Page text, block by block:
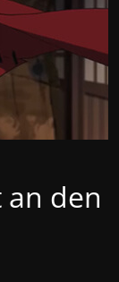
an den